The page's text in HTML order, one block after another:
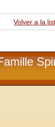
Volver a la